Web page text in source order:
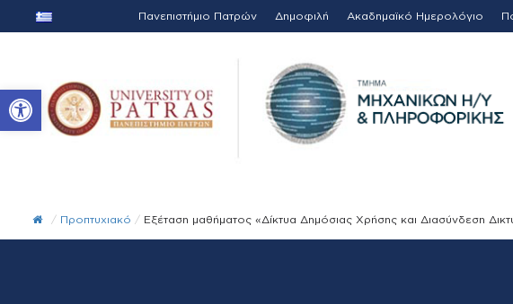
Ανοίξτε τη γραμμή εργαλείων
Πανεπιστήμιο Πατρών Δημοφιλή Ακαδημαϊκό Ημερολόγιο
/ Προπτυχιακό / Εξέταση μαθήματος «Δίκτυα Δημόσιας Χρήσης και Διασύνδεση